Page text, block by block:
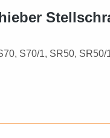
S70/1, SR50,